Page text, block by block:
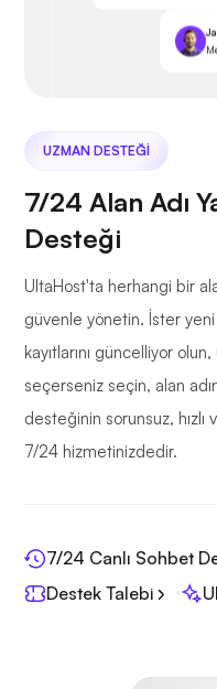
UZMAN DESTEĞI
7/24 Alan Adı
Desteği
UltaHost'ta herhangi bir
güvenle yönetin. İster
kayıtlarını güncelliyor
seçerseniz seçin, alan
desteğinin sorunsuz, hızlı
7/24 hizmetinizdedir.
7/24 Canlı Sohbet
Destek Talebi